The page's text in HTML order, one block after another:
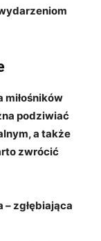
miłośników⁣
podziwiać
‌a także​
zwrócić
– zgłębiająca